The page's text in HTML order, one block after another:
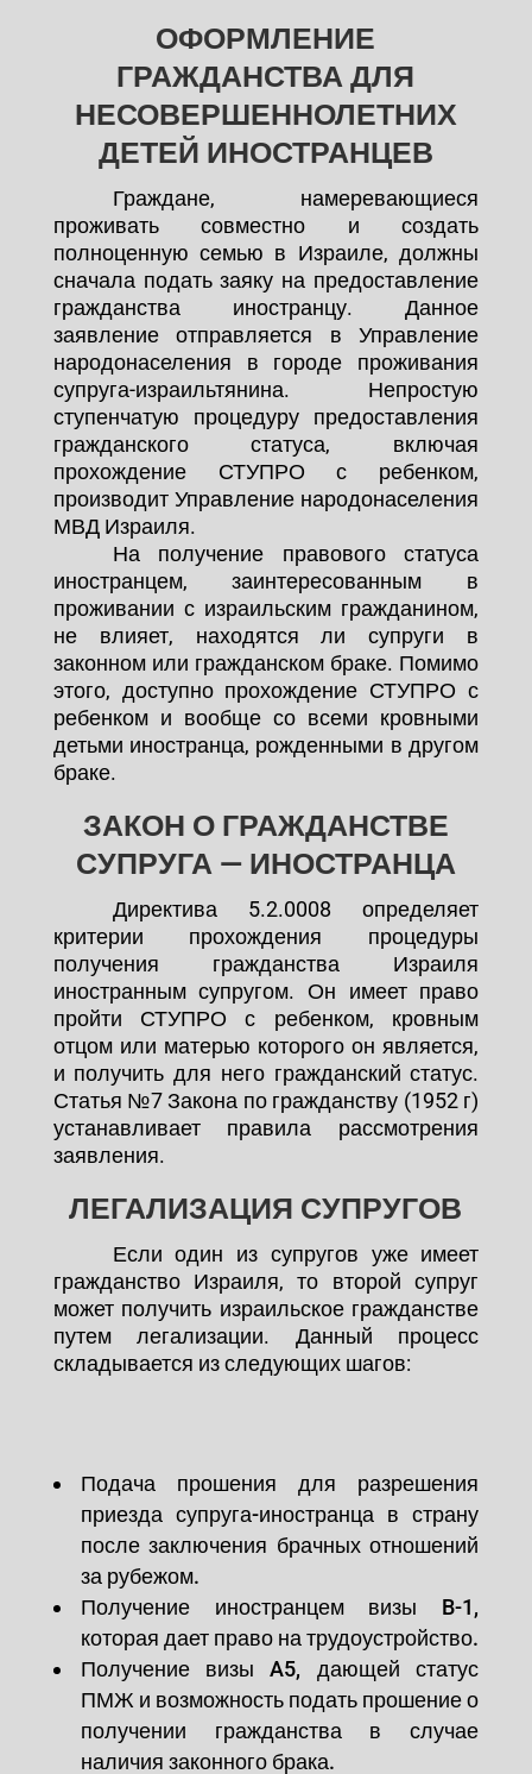
ОФОРМЛЕНИЕ
ГРАЖДАНСТВА ДЛЯ
НЕСОВЕРШЕННОЛЕТНИХ
ДЕТЕЙ ИНОСТРАНЦЕВ
Граждане, намеревающиеся
проживать совместно и создать
полноценную семью в Израиле, должны
сначала подать заяку на предоставление
гражданства иностранцу. Данное
заявление отправляется в Управление
народонаселения в городе проживания
супруга-израильтянина. Непростую
ступенчатую процедуру предоставления
гражданского статуса, включая
прохождение СТУПРО с ребенком,
производит Управление народонаселения
МВД Израиля.
На получение правового статуса
иностранцем, заинтересованным в
проживании с израильским гражданином,
не влияет, находятся ли супруги в
законном или гражданском браке. Помимо
этого, доступно прохождение СТУПРО с
ребенком и вообще со всеми кровными
детьми иностранца, рожденными в другом
браке.
ЗАКОН О ГРАЖДАНСТВЕ
СУПРУГА — ИНОСТРАНЦА
Директива 5.2.0008 определяет
критерии прохождения процедуры
получения гражданства Израиля
иностранным супругом. Он имеет право
пройти СТУПРО с ребенком, кровным
отцом или матерью которого он является,
и получить для него гражданский статус.
Статья №7 Закона по гражданству (1952 г)
устанавливает правила рассмотрения
заявления.
ЛЕГАЛИЗАЦИЯ СУПРУГОВ
Если один из супругов уже имеет
гражданство Израиля, то второй супруг
может получить израильское гражданстве
путем легализации. Данный процесс
складывается из следующих шагов:
Подача прошения для разрешения
приезда супруга-иностранца в страну
после заключения брачных отношений
за рубежом.
Получение иностранцем визы B-1,
которая дает право на трудоустройство.
Получение визы A5, дающей статус
ПМЖ и возможность подать прошение о
получении гражданства в случае
наличия законного брака.